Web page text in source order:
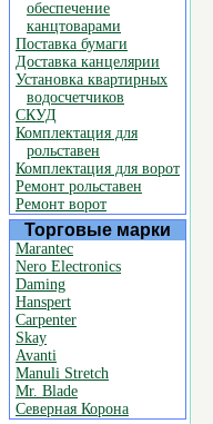
обеспечение
канцтоварами
Поставка бумаги
Доставка канцелярии
Установка квартирных
водосчетчиков
СКУД
Комплектация для
рольставен
Комплектация для ворот
Ремонт рольставен
Ремонт ворот
Торговые марки
Marantec
Nero Electronics
Daming
Hanspert
Carpenter
Skay
Avanti
Manuli Stretch
Mr. Blade
Северная Корона